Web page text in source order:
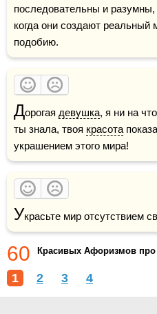
последовательны и
когда они создают реальный
подобию.
Дорогая девушка, я ни на
ты знала, твоя красота
украшением этого мира!
Украсьте мир отсутствием
60 Красивых Афоризмов
1 2 3 4